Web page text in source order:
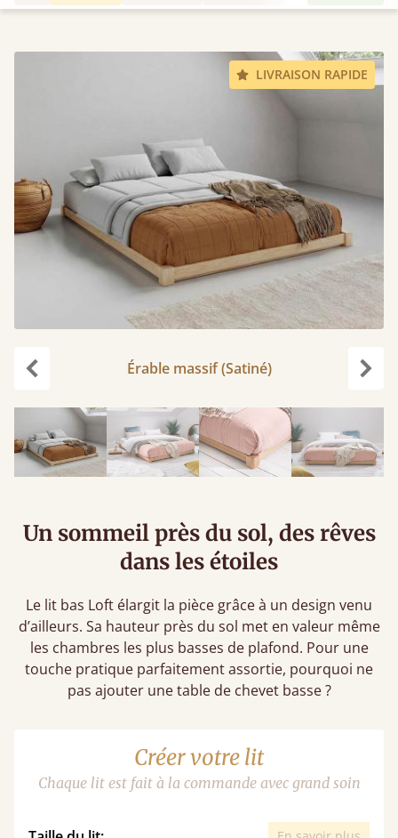
LIVRAISON RAPIDE
Érable massif (Satiné)
Un sommeil près du sol, des rêves
dans les étoiles
Le lit bas Loft élargit la pièce grâce à un design venu
d’ailleurs. Sa hauteur près du sol met en valeur même
les chambres les plus basses de plafond. Pour une
touche pratique parfaitement assortie, pourquoi ne
pas ajouter une table de chevet basse ?
Créer votre lit
Chaque lit est fait à la commande avec grand soin